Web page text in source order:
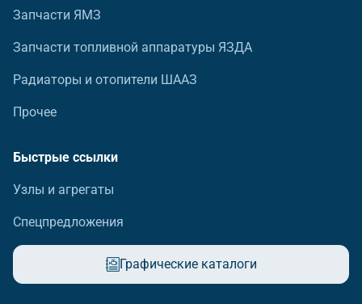
Запчасти ЯМЗ
Запчасти топливной аппаратуры ЯЗДА
Радиаторы и отопители ШААЗ
Прочее
Быстрые ссылки
Узлы и агрегаты
Спецпредложения
Графические каталоги